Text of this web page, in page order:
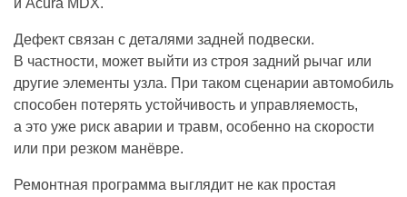
Дефект связан с деталями задней подвески.
В частности, может выйти из строя задний рычаг или
другие элементы узла. При таком сценарии автомобиль
способен потерять устойчивость и управляемость,
а это уже риск аварии и травм, особенно на скорости
или при резком манёвре.
Ремонтная программа выглядит не как простая